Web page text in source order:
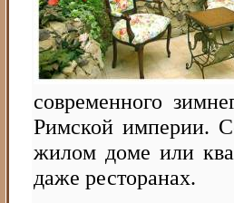
современного
Римской империи.
жилом доме или
даже ресторанах.